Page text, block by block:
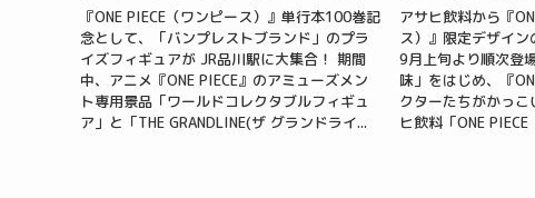
『ONE PIECE（ワンピース）』単行本100巻記
念として、「バンプレストブランド」のプラ
イズフィギュアが JR品川駅に大集合！ 期間
中、アニメ『ONE PIECE』のアミューズメン
ト専用景品「ワールドコレクタブルフィギュ
ア」と「THE GRANDLINE(ザ グランドライ...
アサヒ飲料から『
ス）』限定デザイ
9月上旬より順次登
味」をはじめ、『
クターたちがかっ
ヒ飲料「ONE